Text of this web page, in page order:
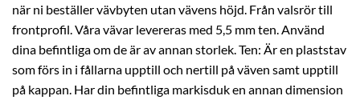
när ni beställer vävbyten utan vävens höjd. Från valsrör till
frontprofil. Våra vävar levereras med 5,5 mm ten. Använd
dina befintliga om de är av annan storlek. Ten: Är en plaststav
som förs in i fållarna upptill och nertill på väven samt upptill
på kappan. Har din befintliga markisduk en annan dimension